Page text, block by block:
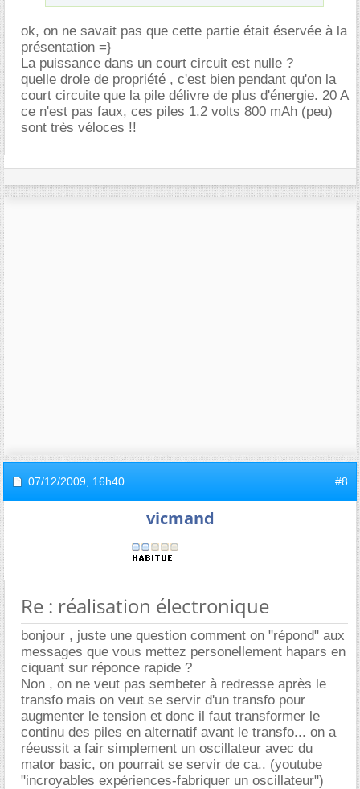
ok, on ne savait pas que cette partie était éservée à la
présentation =}
La puissance dans un court circuit est nulle ?
quelle drole de propriété , c'est bien pendant qu'on la
court circuite que la pile délivre de plus d'énergie. 20 A
ce n'est pas faux, ces piles 1.2 volts 800 mAh (peu)
sont très véloces !!
07/12/2009, 16h40 #8
vicmand
Re : réalisation électronique
bonjour , juste une question comment on "répond" aux
messages que vous mettez personellement hapars en
ciquant sur réponce rapide ?
Non , on ne veut pas sembeter à redresse après le
transfo mais on veut se servir d'un transfo pour
augmenter le tension et donc il faut transformer le
continu des piles en alternatif avant le transfo... on a
réeussit a fair simplement un oscillateur avec du
mator basic, on pourrait se servir de ca.. (youtube
"incroyables expériences-fabriquer un oscillateur")